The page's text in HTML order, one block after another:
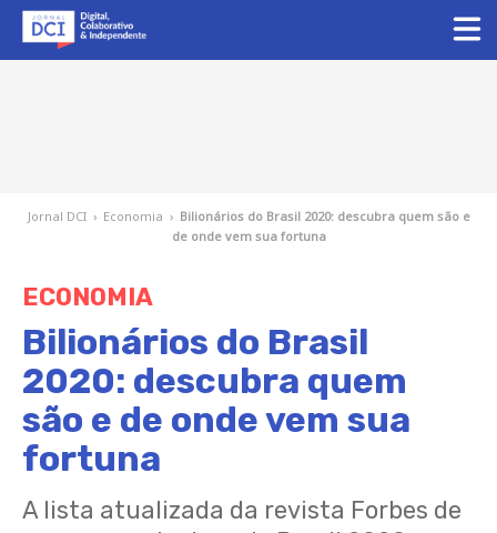
Jornal DCI › Economia › Bilionários do Brasil 2020: descubra quem são e
de onde vem sua fortuna
ECONOMIA
Bilionários do Brasil
2020: descubra quem
são e de onde vem sua
fortuna
A lista atualizada da revista Forbes de